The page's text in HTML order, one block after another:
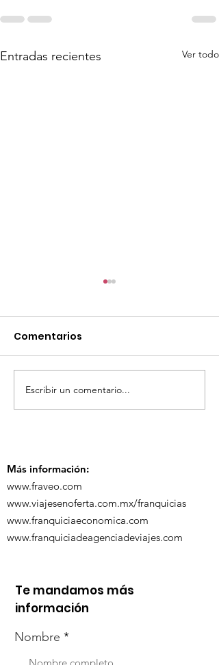
Entradas recientes Ver todo
TourTravelynByFraveo
participó en la
Comentarios
Escribir un comentario...
Más información:
www.fraveo.com
www.viajesenoferta.com.mx/franquicias
www.franquiciaeconomica.com
www.franquiciadeagenciadeviajes.com
Te mandamos más
información
Nombre